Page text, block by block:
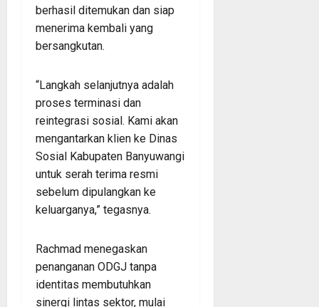
berhasil ditemukan dan siap
menerima kembali yang
bersangkutan.
“Langkah selanjutnya adalah
proses terminasi dan
reintegrasi sosial. Kami akan
mengantarkan klien ke Dinas
Sosial Kabupaten Banyuwangi
untuk serah terima resmi
sebelum dipulangkan ke
keluarganya,” tegasnya.
Rachmad menegaskan
penanganan ODGJ tanpa
identitas membutuhkan
sinergi lintas sektor, mulai